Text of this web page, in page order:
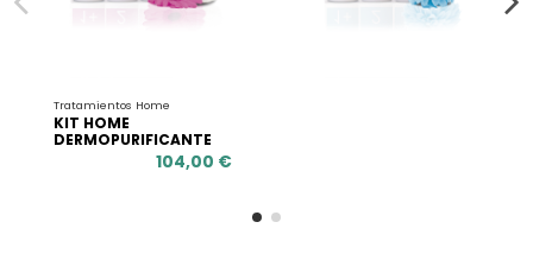
Tratamientos Home
KIT HOME
DERMOPURIFICANTE
104,00 €